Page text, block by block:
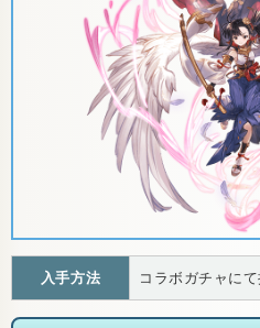
入手方法 コラボガチャにて